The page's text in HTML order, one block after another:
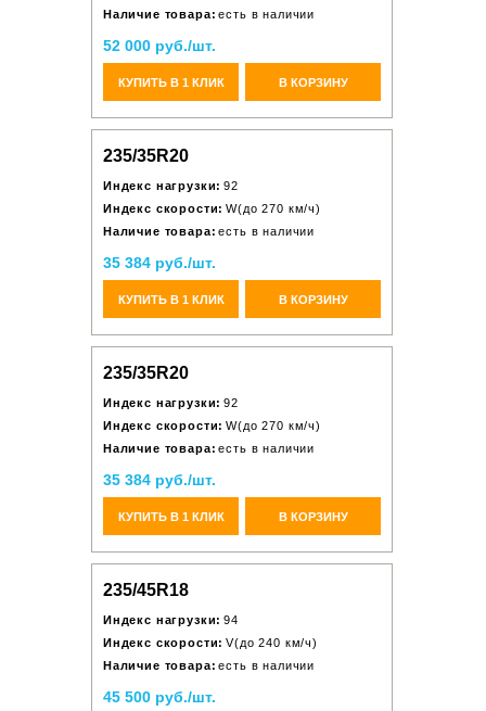
Наличие товара: есть в наличии
52 000 руб./шт.
КУПИТЬ В 1 КЛИК В КОРЗИНУ
235/35R20
Индекс нагрузки: 92
Индекс скорости: W(до 270 км/ч)
Наличие товара: есть в наличии
35 384 руб./шт.
КУПИТЬ В 1 КЛИК В КОРЗИНУ
235/35R20
Индекс нагрузки: 92
Индекс скорости: W(до 270 км/ч)
Наличие товара: есть в наличии
35 384 руб./шт.
КУПИТЬ В 1 КЛИК В КОРЗИНУ
235/45R18
Индекс нагрузки: 94
Индекс скорости: V(до 240 км/ч)
Наличие товара: есть в наличии
45 500 руб./шт.